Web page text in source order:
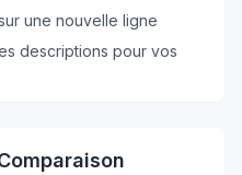
une nouvelle ligne
descriptions pour vos